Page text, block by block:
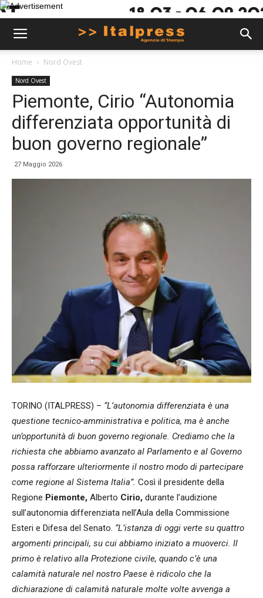
Home Nord Ovest
Nord Ovest
Piemonte, Cirio “Autonomia
differenziata opportunità di
buon governo regionale”
27 Maggio 2026
TORINO (ITALPRESS) – “L’autonomia differenziata è una
questione tecnico-amministrativa e politica, ma è anche
un’opportunità di buon governo regionale. Crediamo che la
richiesta che abbiamo avanzato al Parlamento e al Governo
possa rafforzare ulteriormente il nostro modo di partecipare
come regione al Sistema Italia”. Così il presidente della
Regione Piemonte, Alberto Cirio, durante l’audizione
sull’autonomia differenziata nell’Aula della Commissione
Esteri e Difesa del Senato. “L’istanza di oggi verte su quattro
argomenti principali, su cui abbiamo iniziato a muoverci. Il
primo è relativo alla Protezione civile, quando c’è una
calamità naturale nel nostro Paese è ridicolo che la
dichiarazione di calamità naturale molte volte avvenga a